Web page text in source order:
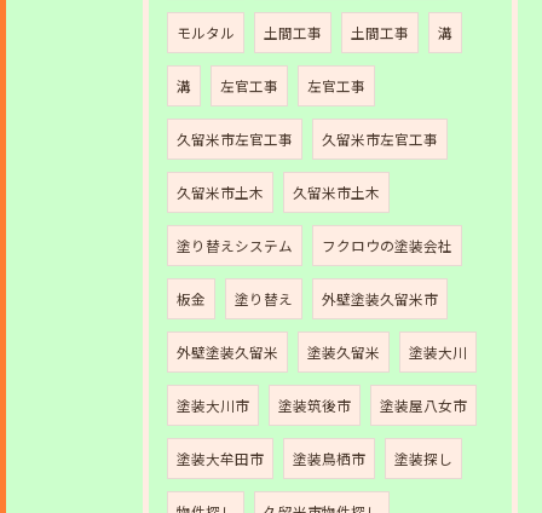
モルタル 土間工事 土間工事 溝
溝 左官工事 左官工事
久留米市左官工事 久留米市左官工事
久留米市土木 久留米市土木
塗り替えシステム フクロウの塗装会社
板金 塗り替え 外壁塗装久留米市
外壁塗装久留米 塗装久留米 塗装大川
塗装大川市 塗装筑後市 塗装屋八女市
塗装大牟田市 塗装鳥栖市 塗装探し